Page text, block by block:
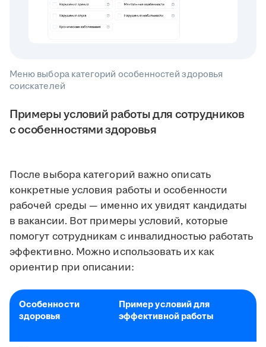
Меню выбора категорий особенностей здоровья
соискателей
Примеры условий работы для сотрудников
с особенностями здоровья
После выбора категорий важно описать
конкретные условия работы и особенности
рабочей среды — именно их увидят кандидаты
в вакансии. Вот примеры условий, которые
помогут сотрудникам с инвалидностью работать
эффективно. Можно использовать их как
ориентир при описании:
Особенности
здоровья
Пример условий для
эффективной работы